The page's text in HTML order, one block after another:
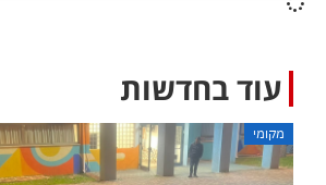
עוד בחדשות
מקומי